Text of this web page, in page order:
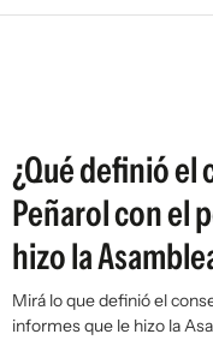
ARGENTINA
¿Qué definió
Peñarol con el
hizo la
Mirá lo que definió el
informes que le hizo la